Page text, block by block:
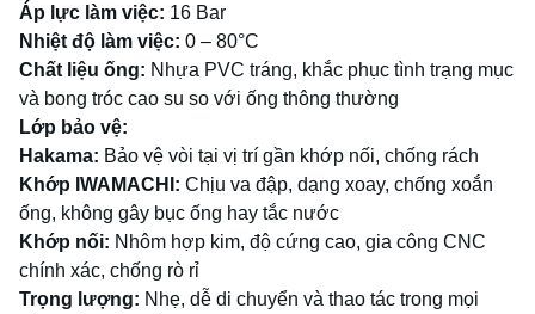
Áp lực làm việc: 16 Bar
Nhiệt độ làm việc: 0 – 80°C
Chất liệu ống: Nhựa PVC tráng, khắc phục tình trạng mục
và bong tróc cao su so với ống thông thường
Lớp bảo vệ:
Hakama: Bảo vệ vòi tại vị trí gần khớp nối, chống rách
Khớp IWAMACHI: Chịu va đập, dạng xoay, chống xoắn
ống, không gây bục ống hay tắc nước
Khớp nối: Nhôm hợp kim, độ cứng cao, gia công CNC
chính xác, chống rò rỉ
Trọng lượng: Nhẹ, dễ di chuyển và thao tác trong mọi